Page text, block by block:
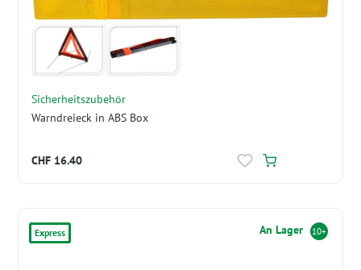
Sicherheitszubehör
Warndreieck in ABS Box
CHF 16.40
Express An Lager 10+